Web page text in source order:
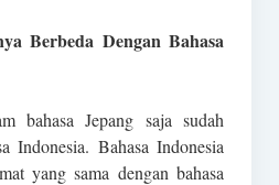
Berbeda Dengan Bahasa
bahasa Jepang saja sudah
Indonesia. Bahasa Indonesia
yang sama dengan bahasa